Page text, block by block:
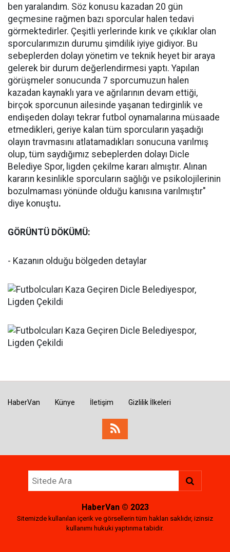
ben yaralandım. Söz konusu kazadan 20 gün
geçmesine rağmen bazı sporcular halen tedavi
görmektedirler. Çeşitli yerlerinde kırık ve çıkıklar olan
sporcularımızın durumu şimdilik iyiye gidiyor. Bu
sebeplerden dolayı yönetim ve teknik heyet bir araya
gelerek bir durum değerlendirmesi yaptı. Yapılan
görüşmeler sonucunda 7 sporcumuzun halen
kazadan kaynaklı yara ve ağrılarının devam ettiği,
birçok sporcunun ailesinde yaşanan tedirginlik ve
endişeden dolayı tekrar futbol oynamalarına müsaade
etmedikleri, geriye kalan tüm sporcuların yaşadığı
olayın travmasını atlatamadıkları sonucuna varılmış
olup, tüm saydığımız sebeplerden dolayı Dicle
Belediye Spor, ligden çekilme kararı almıştır. Alınan
kararın kesinlikle sporcuların sağlığı ve psikolojilerinin
bozulmaması yönünde olduğu kanısına varılmıştır"
diye konuştu.
GÖRÜNTÜ DÖKÜMÜ:
- Kazanın olduğu bölgeden detaylar
HaberVan Künye İletişim Gizlilik İlkeleri
HaberVan© 2023
Sitemizde kullanılan içerik ve görsellerin tüm hakları saklıdır, izinsiz
kullanımı hukuki yaptırıma tabidir.